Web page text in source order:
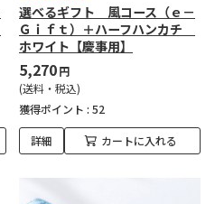
選べるギフト 風コース（ｅ－
Ｇｉｆｔ）＋ハーフハンカチ
ホワイト【慶事用】
5,270円
(送料・税込)
獲得ポイント : 52
詳細 カートに入れる